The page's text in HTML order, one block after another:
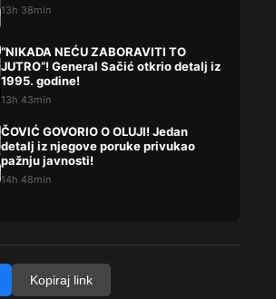
13h 38min
“NIKADA NEĆU ZABORAVITI TO
JUTRO”! General Sačić otkrio detalj iz
1995. godine!
13h 43min
ČOVIĆ GOVORIO O OLUJI! Jedan
detalj iz njegove poruke privukao
pažnju javnosti!
14h 48min
Kopiraj link